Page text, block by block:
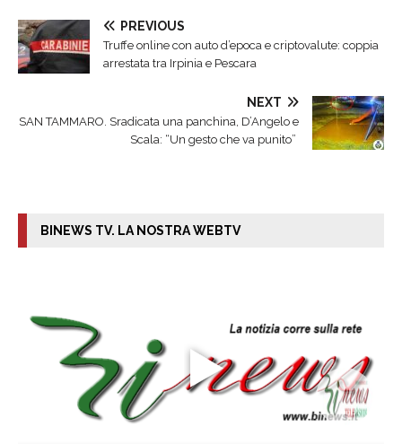
PREVIOUS
Truffe online con auto d’epoca e criptovalute: coppia
arrestata tra Irpinia e Pescara
NEXT
SAN TAMMARO. Sradicata una panchina, D’Angelo e
Scala: “Un gesto che va punito”
BINEWS TV. LA NOSTRA WEBTV